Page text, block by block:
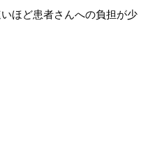
ほど患者さんへの負担が少